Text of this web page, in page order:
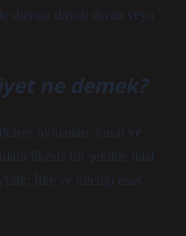
duvara dayalı divan veya
ne demek?
uymadan, kural ve
ilkesiz bir şekilde itaat
İlke ve niteliği esas